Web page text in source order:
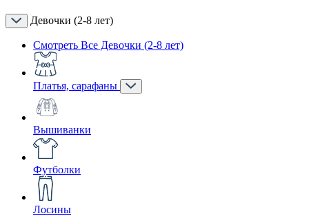
Девочки (2-8 лет)
Смотреть Все Девочки (2-8 лет)
Платья, сарафаны
Вышиванки
Футболки
Лосины